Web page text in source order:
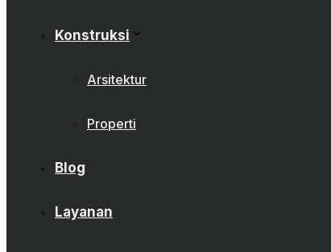
Konstruksi
Arsitektur
Properti
Blog
Layanan